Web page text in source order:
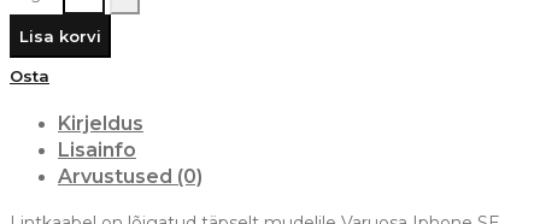
Lisa korvi
Osta
Kirjeldus
Lisainfo
Arvustused (0)